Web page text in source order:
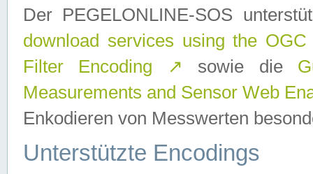
Der PEGELONLINE-SOS
download services using the
Filter Encoding
↗ sowie die
Measurements and Sensor Web
Enkodieren von Messwerten
Unterstützte Encodings